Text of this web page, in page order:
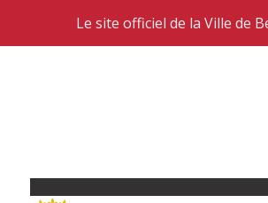
Le site officiel de la Ville de